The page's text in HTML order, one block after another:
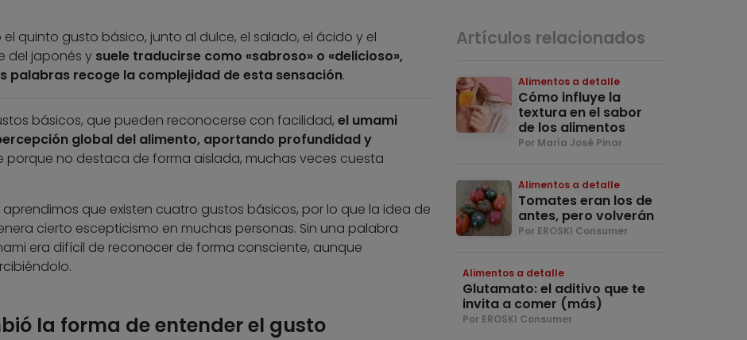
quinto gusto básico, junto al dulce, el salado, el ácido y el
del japonés y suele traducirse como «sabroso» o «delicioso»,
palabras recoge la complejidad de esta sensación.
básicos, que pueden reconocerse con facilidad, el umami
global del alimento, aportando profundidad y
porque no destaca de forma aislada, muchas veces cuesta
que existen cuatro gustos básicos, por lo que la idea de
cierto escepticismo en muchas personas. Sin una palabra
era difícil de reconocer de forma consciente, aunque
la forma de entender el gusto
Artículos relacionados
Alimentos a detalle
Cómo influye la
textura en el sabor
de los alimentos
Por María José Pinar
Alimentos a detalle
Tomates eran los de
antes, pero volverán
Por EROSKI Consumer
Alimentos a detalle
Glutamato: el aditivo que te
invita a comer (más)
Por EROSKI Consumer